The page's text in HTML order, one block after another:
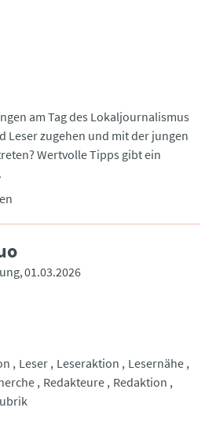
am Tag des Lokaljournalismus
Leser zugehen und mit der jungen
Wertvolle Tipps gibt ein
01.03.2026
Leser Leseraktion
Lesernähe
Redakteure Redaktion